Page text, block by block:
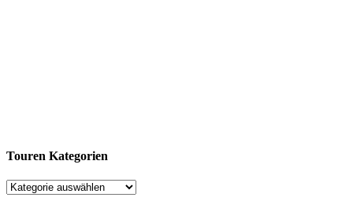
Touren Kategorien